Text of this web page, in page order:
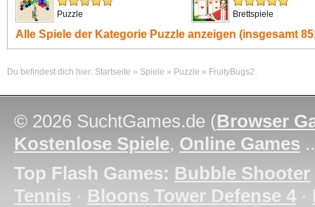
Puzzle Brettspiele
Alle Spiele der Kategorie Puzzle anzeigen (insgesamt
Du befindest dich hier: Startseite » Spiele » Puzzle » FruityBugs2
© 2026 SuchtGames.de (Browser
Kostenlose Spiele, Online Games
Top Flash Games: Bubble Shooter
Tennis · Bloons Tower Defense 4 ·